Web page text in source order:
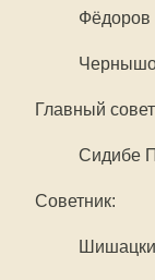
Фёдоров
Главный
Сидибе
Советник: